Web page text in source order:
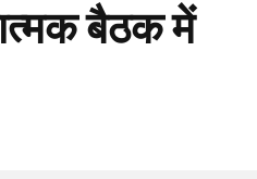
बैठक में